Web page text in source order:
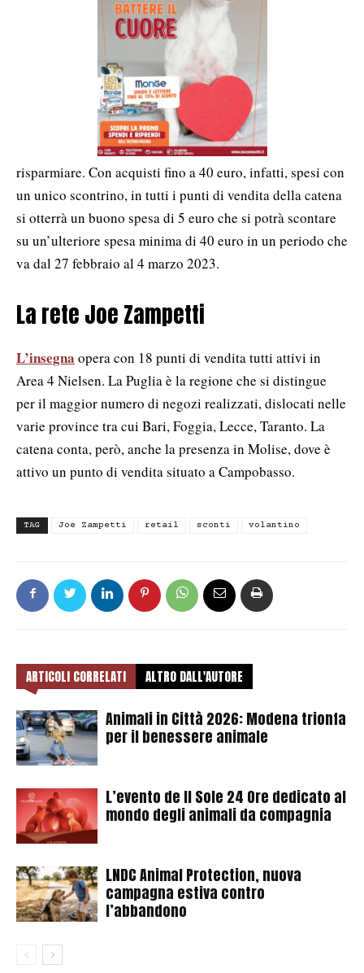
risparmiare. Con acquisti fino a 40 euro, infatti, spesi con
un unico scontrino, in tutti i punti di vendita della catena
si otterrà un buono spesa di 5 euro che si potrà scontare
su un’ulteriore spesa minima di 40 euro in un periodo che
va dal 27 febbraio al 4 marzo 2023.
La rete Joe Zampetti
L’insegna opera con 18 punti di vendita tutti attivi in
Area 4 Nielsen. La Puglia è la regione che si distingue
per il maggior numero di negozi realizzati, dislocati nelle
varie province tra cui Bari, Foggia, Lecce, Taranto. La
catena conta, però, anche la presenza in Molise, dove è
attivo un punto di vendita situato a Campobasso.
TAG Joe Zampetti retail sconti volantino
ARTICOLI CORRELATI ALTRO DALL'AUTORE
Animali in Città 2026: Modena trionfa
per il benessere animale
L’evento de Il Sole 24 Ore dedicato al
mondo degli animali da compagnia
LNDC Animal Protection, nuova
campagna estiva contro
l’abbandono